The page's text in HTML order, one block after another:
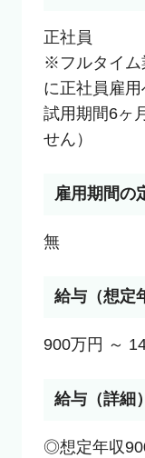
正社員
※フルタイム
に正社員雇
試用期間6ヶ
せん）
雇用期間の
無
給与（想定
900万円 ～
給与（詳細）
◎想定年収